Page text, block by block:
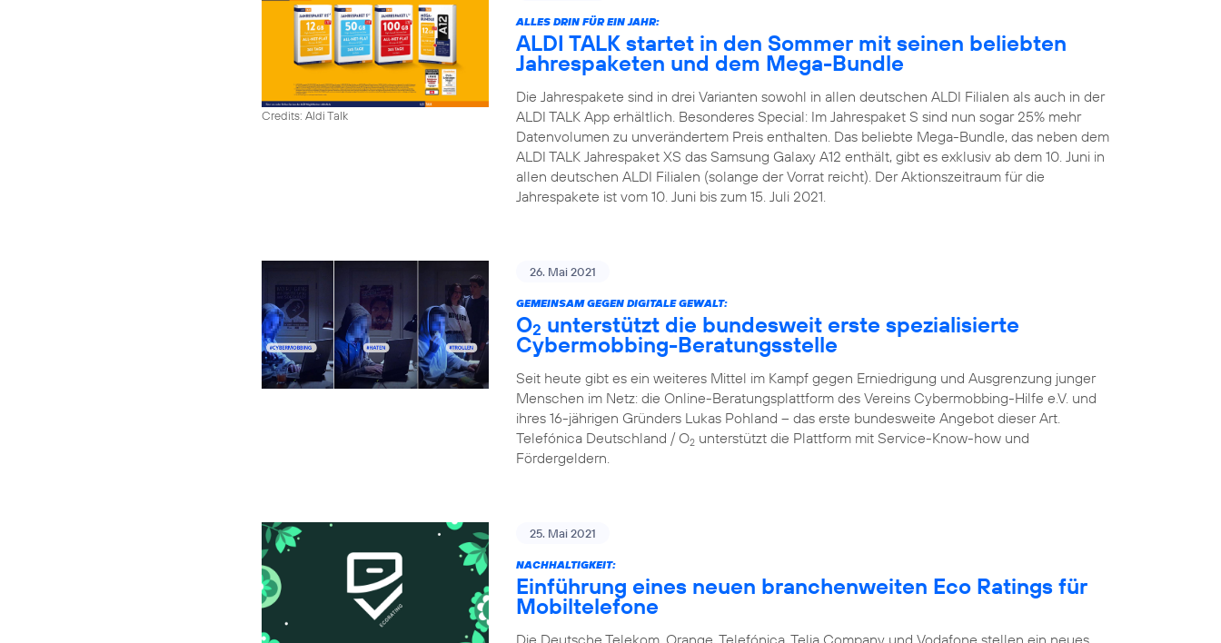
Credits: Aldi Talk
ALLES DRIN FÜR EIN JAHR:
ALDI TALK startet in den Sommer mit seinen beliebten
Jahrespaketen und dem Mega-Bundle
Die Jahrespakete sind in drei Varianten sowohl in allen deutschen ALDI Filialen als auch in der
ALDI TALK App erhältlich. Besonderes Special: Im Jahrespaket S sind nun sogar 25% mehr
Datenvolumen zu unverändertem Preis enthalten. Das beliebte Mega-Bundle, das neben dem
ALDI TALK Jahrespaket XS das Samsung Galaxy A12 enthält, gibt es exklusiv ab dem 10. Juni in
allen deutschen ALDI Filialen (solange der Vorrat reicht). Der Aktionszeitraum für die
Jahrespakete ist vom 10. Juni bis zum 15. Juli 2021.
26. Mai 2021
GEMEINSAM GEGEN DIGITALE GEWALT:
O2 unterstützt die bundesweit erste spezialisierte
Cybermobbing-Beratungsstelle
Seit heute gibt es ein weiteres Mittel im Kampf gegen Erniedrigung und Ausgrenzung junger
Menschen im Netz: die Online-Beratungsplattform des Vereins Cybermobbing-Hilfe e.V. und
ihres 16-jährigen Gründers Lukas Pohland – das erste bundesweite Angebot dieser Art.
Telefónica Deutschland / O2 unterstützt die Plattform mit Service-Know-how und
Fördergeldern.
25. Mai 2021
NACHHALTIGKEIT:
Einführung eines neuen branchenweiten Eco Ratings für
Mobiltelefone
Die Deutsche Telekom, Orange, Telefónica, Telia Company und Vodafone stellen ein neues